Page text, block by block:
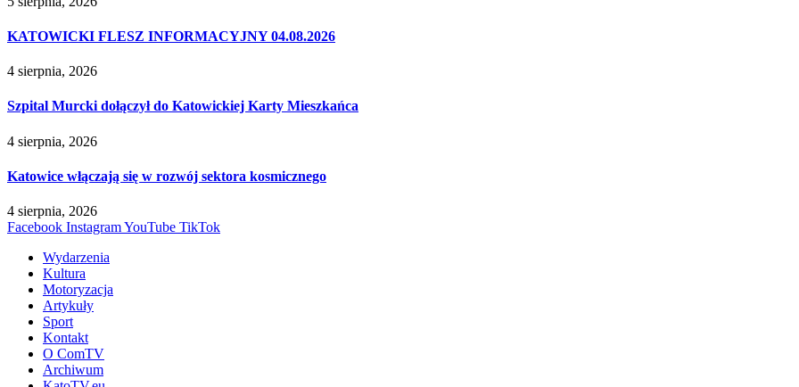
KATOWICKI FLESZ INFORMACYJNY 04.08.2026
4 sierpnia, 2026
Szpital Murcki dołączył do Katowickiej Karty Mieszkańca
4 sierpnia, 2026
Katowice włączają się w rozwój sektora kosmicznego
4 sierpnia, 2026
Facebook InstagramYouTube TikTok
Wydarzenia
Kultura
Motoryzacja
Artykuły
Sport
Kontakt
O ComTV
Archiwum